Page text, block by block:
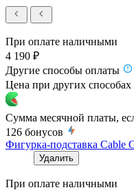
При оплате наличными
4 190 ₽
Другие способы оплаты
Цена при других
Сумма месячной платы,
126 бонусов
Фигурка-подставка Cable
Удалить
При оплате наличными